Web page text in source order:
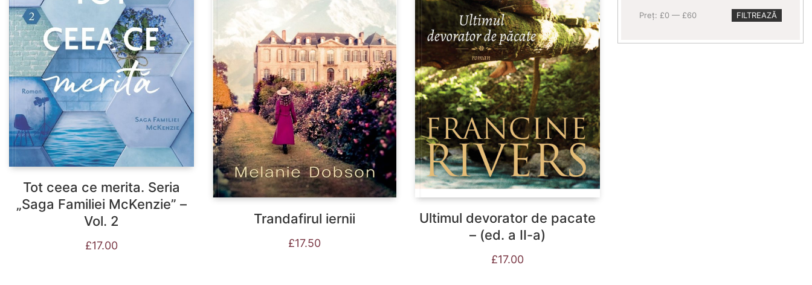
Tot ceea ce merita. Seria
„Saga Familiei McKenzie” –
Vol. 2
£17.00
Trandafirul iernii
£17.50
Ultimul devorator de pacate
– (ed. a II-a)
£17.00
Preț
Preț
FILTREAZĂ
Preț: £0 — £60